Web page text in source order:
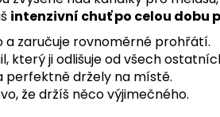
intenzivní chuť po celou dobu
a zaručuje rovnoměrné prohřátí.
který ji odlišuje od všech
perfektně držely na místě.
že držíš něco výjimečného.